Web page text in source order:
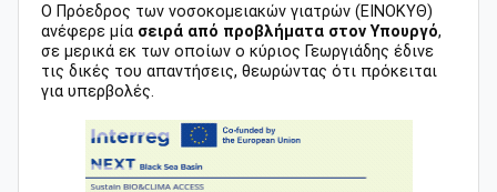
Ο Πρόεδρος των νοσοκομειακών γιατρών (ΕΙΝΟΚΥΘ)
ανέφερε μία σειρά από προβλήματα στον Υπουργό,
σε μερικά εκ των οποίων ο κύριος Γεωργιάδης έδινε
τις δικές του απαντήσεις, θεωρώντας ότι πρόκειται
για υπερβολές.